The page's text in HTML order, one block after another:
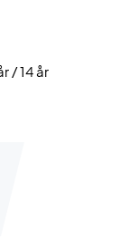
/ 14 år